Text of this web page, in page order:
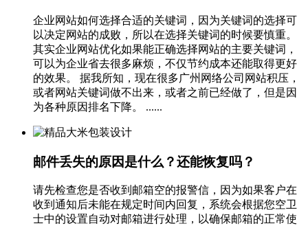
企业网站如何选择合适的关键词，因为关键词的选择可
以决定网站的成败，所以在选择关键词的时候要慎重。
其实企业网站优化如果能正确选择网站的主要关键词，
可以为企业省去很多麻烦，不仅节约成本还能取得更好
的效果。 据我所知，现在很多广州网络公司网站积压，
或者网站关键词做不出来，或者之前已经做了，但是因
为各种原因排名下降。 ......
邮件丢失的原因是什么？还能恢复吗？
请先检查您是否收到邮箱空的报警信，因为如果客户在
收到通知后未能在规定时间内回复，系统会根据您空卫
士中的设置自动对邮箱进行处理，以确保邮箱的正常使